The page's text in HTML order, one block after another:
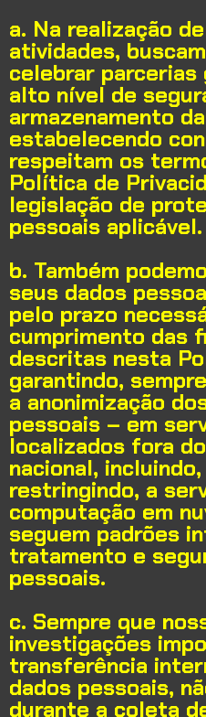
a. Na realização
atividades,
celebrar parcerias
alto nível de
armazenamento
estabelecendo
respeitam os
Política de
legislação de
pessoais aplicável.
b. Também
seus dados
pelo prazo
cumprimento das
descritas nesta
garantindo,
a anonimização
pessoais – em
localizados fora
nacional,
restringindo, a
computação em
seguem padrões
tratamento e
pessoais.
c. Sempre que
investigações
transferência
dados pessoais,
durante a coleta